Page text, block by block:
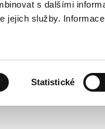
s dalšími
jejich služby.
Statistické
submenu
pro domácnosti se neodkládají